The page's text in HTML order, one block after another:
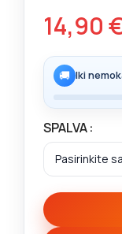
14,90
🚚 Iki
SPALVA